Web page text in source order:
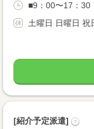
■9：00〜17：30
土曜日 日曜日 祝
[紹介予定派遣] ?